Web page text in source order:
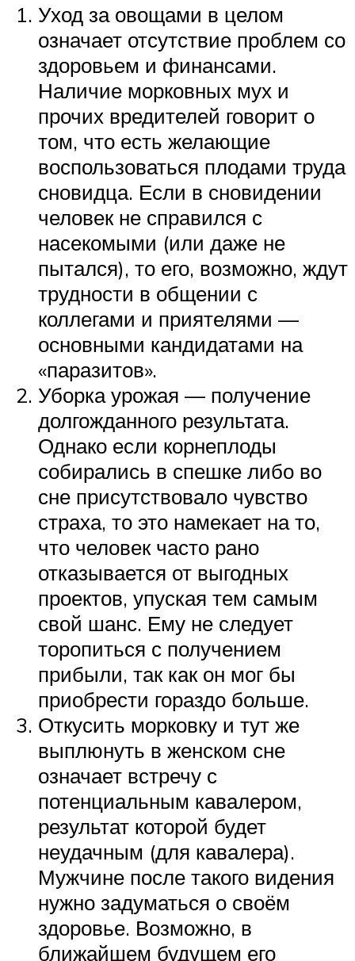
Уход за овощами в целом
означает отсутствие проблем со
здоровьем и финансами.
Наличие морковных мух и
прочих вредителей говорит о
том, что есть желающие
воспользоваться плодами труда
сновидца. Если в сновидении
человек не справился с
насекомыми (или даже не
пытался), то его, возможно, ждут
трудности в общении с
коллегами и приятелями —
основными кандидатами на
«паразитов».
Уборка урожая — получение
долгожданного результата.
Однако если корнеплоды
собирались в спешке либо во
сне присутствовало чувство
страха, то это намекает на то,
что человек часто рано
отказывается от выгодных
проектов, упуская тем самым
свой шанс. Ему не следует
торопиться с получением
прибыли, так как он мог бы
приобрести гораздо больше.
Откусить морковку и тут же
выплюнуть в женском сне
означает встречу с
потенциальным кавалером,
результат которой будет
неудачным (для кавалера).
Мужчине после такого видения
нужно задуматься о своём
здоровье. Возможно, в
ближайшем будущем его